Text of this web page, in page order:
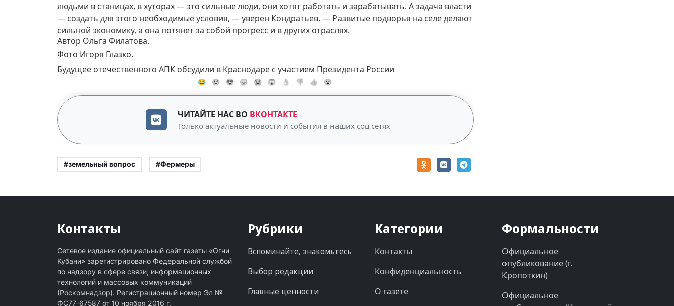
людьми в станицах, в хуторах — это сильные люди, они хотят работать и зарабатывать. А задача власти
— создать для этого необходимые условия, — уверен Кондратьев. — Развитые подворья на селе делают
сильной экономику, а она потянет за собой прогресс и в других отраслях.
Автор Ольга Филатова.
Фото Игоря Глазко.
Будущее отечественного АПК обсудили в Краснодаре с участием Президента России
😂 😢 😍 😞 😭 😱 👌 👎 👍 😮
ЧИТАЙТЕ НАС ВО ВКОНТАКТЕ
Только актуальные новости и события в наших соц сетях
#земельный вопрос #Фермеры
Контакты
Сетевое издание официальный сайт газеты «Огни
Кубани» зарегистрировано Федеральной службой
по надзору в сфере связи, информационных
технологий и массовых коммуникаций
(Роскомнадзор). Регистрационный номер Эл №
ФС77-67587 от 10 ноября 2016 г.
Рубрики
Вспоминайте, знакомьтесь
Выбор редакции
Главные ценности
Категории
Контакты
Конфиденциальность
О газете
Формальности
Официальное
опубликование (г.
Кропоткин)
Официальное